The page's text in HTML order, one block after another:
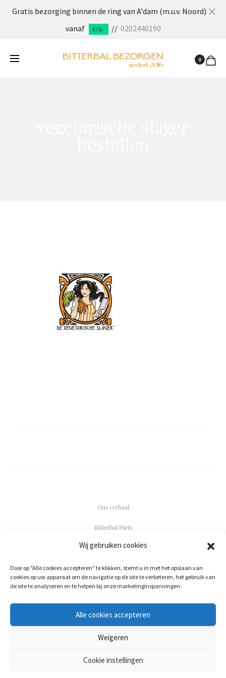
Wij gebruiken cookies
Door op "Alle cookies accepteren" te klikken, stemt u in met het opslaan van
cookies op uw apparaat om de navigatie op de site te verbeteren, het gebruik van
de site te analyseren en te helpen bij onze marketinginspanningen.
Alle cookies accepteren
Weigeren
Cookie instellingen
Gratis bezorging binnen de ring van A'dam (m.u.v. Noord)
vanaf
€75,- // 0202440190
0
Ons verhaal
Bitterbal Fiets
Contact
F
c
b
o
o
k
I
s
a
r
a
020-244 0190
post@bitterbalbezorgen.nl
KvK. 91281385